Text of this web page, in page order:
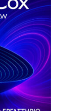
Προσθήκη
βιβλίου
στη λίστα
επιθυμιών